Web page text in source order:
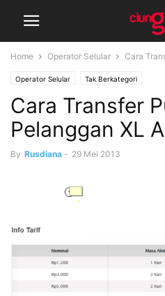
Home Operator Selular Cara
Operator Selular Tak Berkategori
Cara Transfer
Pelanggan XL
By Rusdiana - 29 Mei 2013